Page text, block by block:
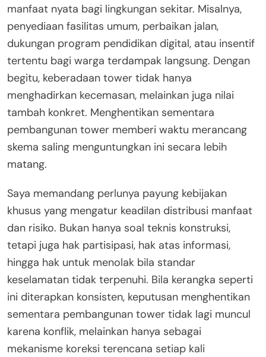
manfaat nyata bagi lingkungan sekitar. Misalnya,
penyediaan fasilitas umum, perbaikan jalan,
dukungan program pendidikan digital, atau insentif
tertentu bagi warga terdampak langsung. Dengan
begitu, keberadaan tower tidak hanya
menghadirkan kecemasan, melainkan juga nilai
tambah konkret. Menghentikan sementara
pembangunan tower memberi waktu merancang
skema saling menguntungkan ini secara lebih
matang.
Saya memandang perlunya payung kebijakan
khusus yang mengatur keadilan distribusi manfaat
dan risiko. Bukan hanya soal teknis konstruksi,
tetapi juga hak partisipasi, hak atas informasi,
hingga hak untuk menolak bila standar
keselamatan tidak terpenuhi. Bila kerangka seperti
ini diterapkan konsisten, keputusan menghentikan
sementara pembangunan tower tidak lagi muncul
karena konflik, melainkan hanya sebagai
mekanisme koreksi terencana setiap kali